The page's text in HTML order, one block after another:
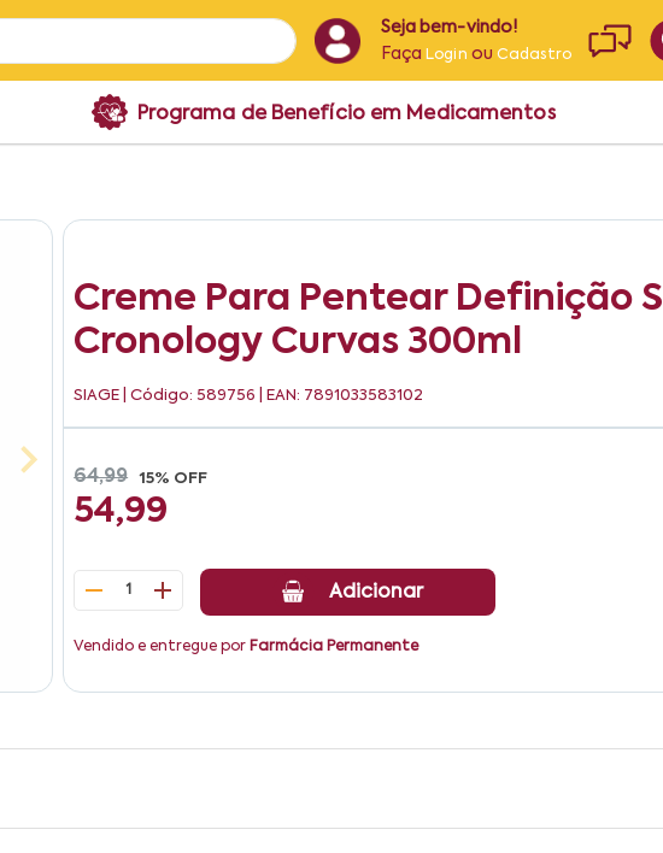
Seja bem-vindo!
Faça Login ouCadastro
Programa de Benefício em Medicamentos
Creme Para Pentear Definição
Cronology Curvas 300ml
SIAGE | Código: 589756 | EAN: 7891033583102
64,99 15% OFF
54,99
1 Adicionar
Vendido e entregue por Farmácia Permanente